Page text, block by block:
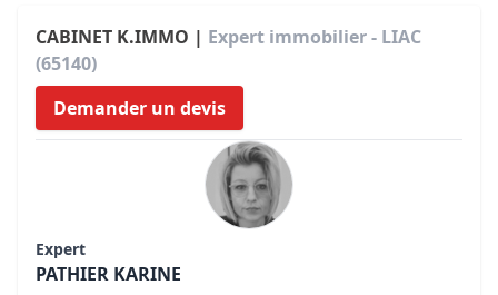
CABINET K.IMMO | Expert immobilier - LIAC
(65140)
Demander un devis
Expert
PATHIER KARINE